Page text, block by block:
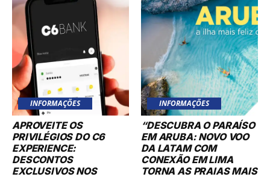
INFORMAÇÕES
APROVEITE OS
PRIVILÉGIOS DO C6
EXPERIENCE:
DESCONTOS
EXCLUSIVOS NOS
INFORMAÇÕES
“DESCUBRA O PARAÍSO
EM ARUBA: NOVO VOO
DA LATAM COM
CONEXÃO EM LIMA
TORNA AS PRAIAS MAIS